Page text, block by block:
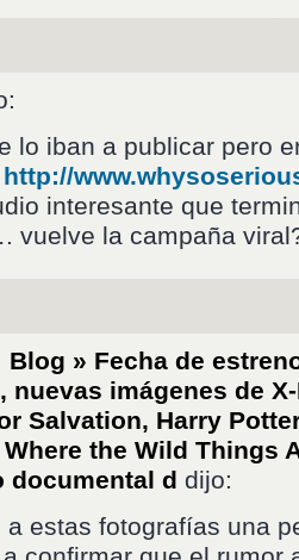
lo iban a publicar pero
http://
interesante que
vuelve la campaña
Blog » Fecha de
nuevas imágenes de
Salvation, Harry
the Wild Things
documental d dijo:
estas fotografías una